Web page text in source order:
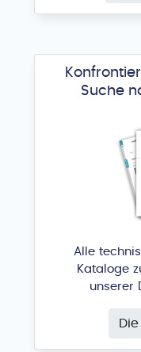
Cono-In (old)
3P IMPLAFAVOURITE ®
AB Dental Devices®
Suche
Alle
Kataloge
unserer